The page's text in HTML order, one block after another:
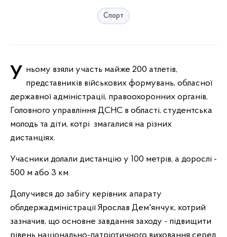
Спорт
У ньому взяли участь майже 200 атлетів, представників військових формувань, обласної
державної адміністрації, правоохоронних органів,
Головного управління ДСНС в області, студентська
молодь та діти, котрі змагалися на різних
дистанціях.
Учасники долали дистанцію у 100 метрів, а дорослі -
500 м або 3 км.
Долучився до забігу керівник апарату
облдержадміністрації Ярослав Дем'янчук, котрий
зазначив, що основне завдання заходу - підвищити